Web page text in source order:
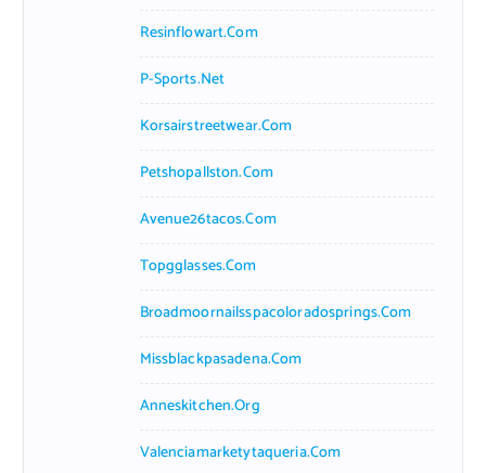
Resinflowart.com
P-Sports.net
Korsairstreetwear.com
Petshopallston.com
Avenue26tacos.com
Topgglasses.com
Broadmoornailsspacoloradosprings.com
Missblackpasadena.com
Anneskitchen.org
Valenciamarketytaqueria.com